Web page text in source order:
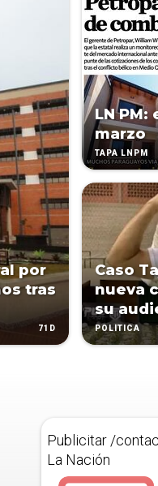
por
tras
71D
LN
marzo
TAPA LNPM
Caso
nueva
su
POLÍTICA
Publicitar /
La Nación